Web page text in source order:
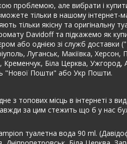
проблемою, але вибрати і
тільки в нашому
тільки якісну та
Davidoff та підкажемо як
або однією зі служб доставки
Луганськ, Макіївка,
Кременчук, Біла Церква,
"Нової Пошти" або Укр Пошти.
з топових місць в інтернеті
за цим стежить що б у нас
туалетна вода 90 ml.